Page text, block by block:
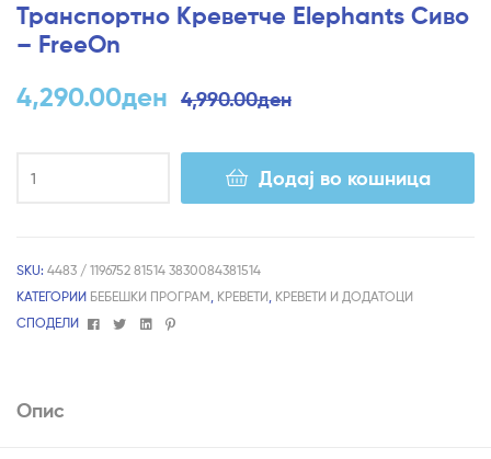
Транспортно Креветче Elephants Сиво
– FreeOn
4,990.00ден
4,290.00ден
Додај во кошница
SKU: 4483 / 1196752 81514 3830084381514
КАТЕГОРИИ БЕБЕШКИ ПРОГРАМ, КРЕВЕТИ, КРЕВЕТИ И ДОДАТОЦИ
СПОДЕЛИ
FacebookTwitterLinkedin
Pinterest
Опис